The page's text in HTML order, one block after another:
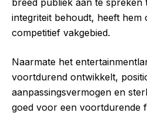
breed publiek aan te spreken
integriteit behoudt, heeft hem
competitief vakgebied.
Naarmate het
voortdurend ontwikkelt,
aanpassingsvermogen en
goed voor een voortdurende